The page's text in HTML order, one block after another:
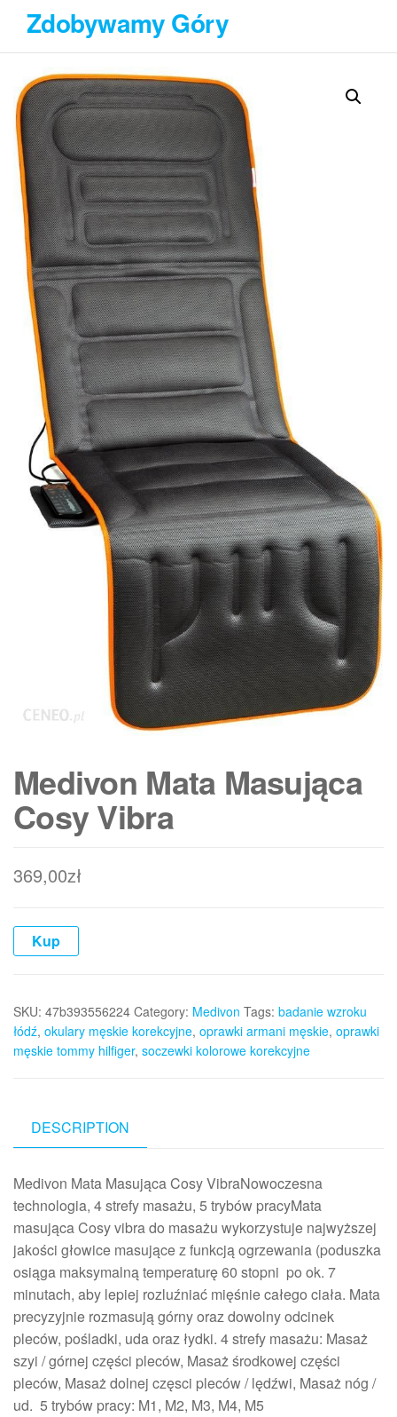
Przejdź
treści
Zdobywamy Góry
Medivon Mata Masująca
Cosy Vibra
369,00zł
Kup
SKU: 47b393556224 Category: Medivon Tags: badanie wzroku
łódź, okulary męskie korekcyjne, oprawki armani męskie, oprawki
męskie tommy hilfiger, soczewki kolorowe korekcyjne
DESCRIPTION
Medivon Mata Masująca Cosy VibraNowoczesna
technologia, 4 strefy masażu, 5 trybów pracyMata
masująca Cosy vibra do masażu wykorzystuje najwyższej
jakości głowice masujące z funkcją ogrzewania (poduszka
osiąga maksymalną temperaturę 60 stopni po ok. 7
minutach, aby lepiej rozluźniać mięśnie całego ciała. Mata
precyzyjnie rozmasują górny oraz dowolny odcinek
pleców, pośladki, uda oraz łydki. 4 strefy masażu: Masaż
szyi / górnej części pleców, Masaż środkowej części
pleców, Masaż dolnej częsci pleców / lędźwi, Masaż nóg /
ud. 5 trybów pracy: M1, M2, M3, M4, M5